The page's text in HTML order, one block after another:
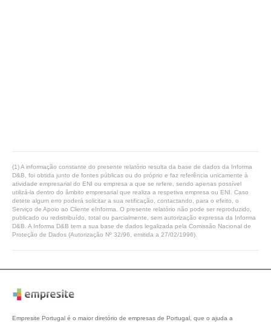
(1) A informação constante do presente relatório resulta da base de dados da Informa
D&B, foi obtida junto de fontes públicas ou do próprio e faz referência unicamente à
atividade empresarial do ENI ou empresa a que se refere, sendo apenas possível
utilizá-la dentro do âmbito empresarial que realiza a respetiva empresa ou ENI. Caso
detete algum erro poderá solicitar a sua retificação, contactando, para o efeito, o
Serviço de Apoio ao Cliente eInforma. O presente relatório não pode ser reproduzido,
publicado ou redistribuído, total ou parcialmente, sem autorização expressa da Informa
D&B. A Informa D&B tem a sua base de dados legalizada pela Comissão Nacional de
Proteção de Dados (Autorização Nº 32/96, emitida a 27/02/1996).
Empresite Portugal é o maior diretório de empresas de Portugal, que o ajuda a